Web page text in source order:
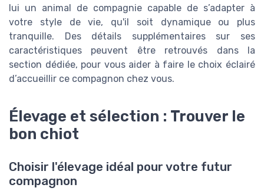
lui un animal de compagnie capable de s’adapter à
votre style de vie, qu'il soit dynamique ou plus
tranquille. Des détails supplémentaires sur ses
caractéristiques peuvent être retrouvés dans la
section dédiée, pour vous aider à faire le choix éclairé
d’accueillir ce compagnon chez vous.
Élevage et sélection : Trouver le
bon chiot
Choisir l'élevage idéal pour votre futur
compagnon